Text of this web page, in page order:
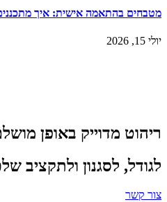
מטבחים בהתאמה אישית: איך
יולי 15, 2026
ריהוט מדוייק באופן
לגודל, לסגנון ולתקציב
צור קשר